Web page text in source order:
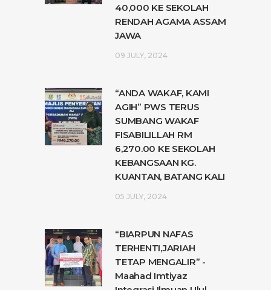
40,000 KE SEKOLAH
RENDAH AGAMA ASSAM
JAWA
09 JULY, 2024
“ANDA WAKAF, KAMI
AGIH” PWS TERUS
SUMBANG WAKAF
FISABILILLAH RM
6,270.00 KE SEKOLAH
KEBANGSAAN KG.
KUANTAN, BATANG KALI
05 JULY, 2024
“BIARPUN NAFAS
TERHENTI,JARIAH
TETAP MENGALIR” -
Maahad Imtiyaz